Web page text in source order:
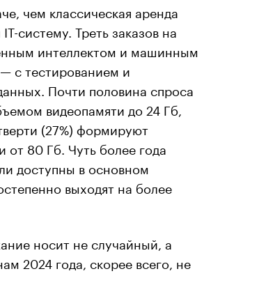
чем классическая аренда
систему. Треть заказов на
интеллектом и машинным
с тестированием и
Почти половина спроса
видеопамяти до 24 Гб,
(27%) формируют
от 80 Гб. Чуть более года
доступны в основном
выходят на более
носит не случайный, а
2024 года, скорее всего, не